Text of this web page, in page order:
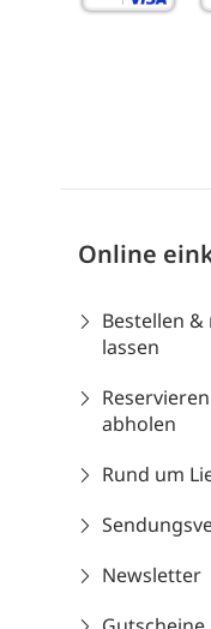
Online
Bestellen
lassen
abholen
Rund um
Newsletter